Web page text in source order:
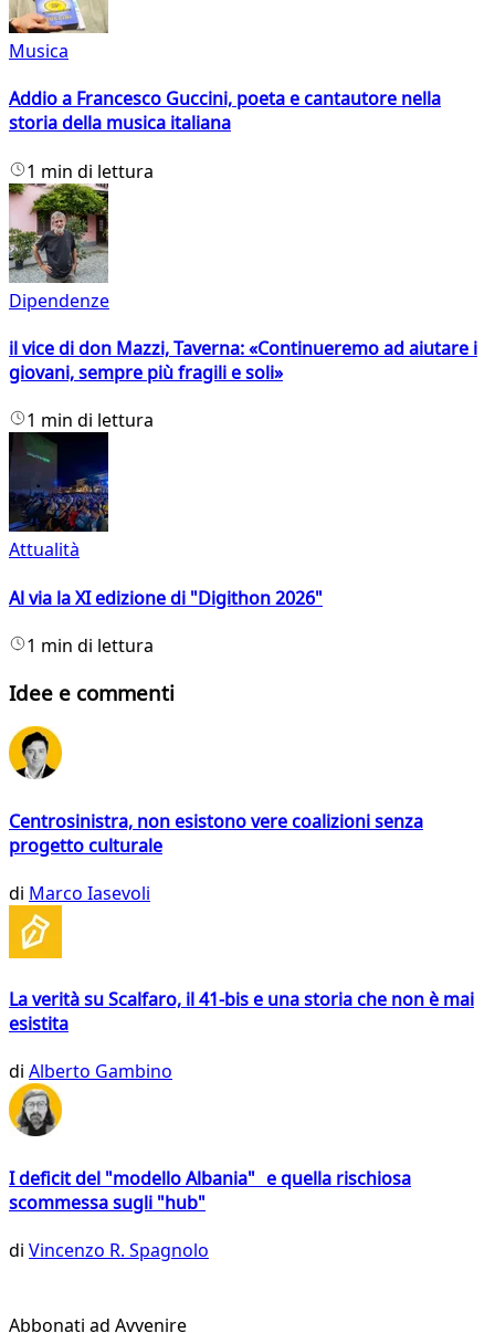
Musica
Addio a Francesco Guccini, poeta e cantautore nella
storia della musica italiana
1 min di lettura
Dipendenze
il vice di don Mazzi, Taverna: «Continueremo ad aiutare i
giovani, sempre più fragili e soli»
1 min di lettura
Attualità
Al via la XI edizione di "Digithon 2026"
1 min di lettura
Idee e commenti
Centrosinistra, non esistono vere coalizioni senza
progetto culturale
di Marco Iasevoli
La verità su Scalfaro, il 41-bis e una storia che non è mai
esistita
di Alberto Gambino
I deficit del "modello Albania" e quella rischiosa
scommessa sugli "hub"
di Vincenzo R. Spagnolo
Abbonati ad Avvenire